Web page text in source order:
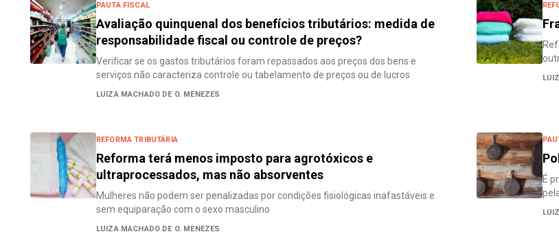
PAUTA FISCAL
Avaliação quinquenal dos benefícios tributários: medida de
responsabilidade fiscal ou controle de preços?
Verificar se os gastos tributários foram repassados aos preços dos bens e
serviços não caracteriza controle ou tabelamento de preços ou de lucros
LUIZA MACHADO DE O. MENEZES
REFORMA TRIBUTÁRIA
Reforma terá menos imposto para agrotóxicos e
ultraprocessados, mas não absorventes
Mulheres não podem ser penalizadas por condições fisiológicas inafastáveis e
sem equiparação com o sexo masculino
LUIZA MACHADO DE O. MENEZES
É